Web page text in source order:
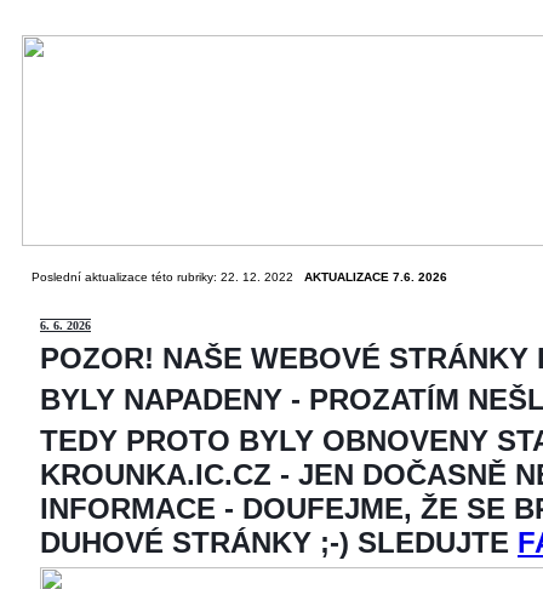
Poslední aktualizace této rubriky: 22. 12. 2022 AKTUALIZACE 7.6. 2026
6. 6. 2026
POZOR! NAŠE WEBOVÉ STRÁNKY
BYLY NAPADENY - PROZATÍM
TEDY PROTO BYLY OBNOVENY
KROUNKA.IC.CZ - JEN DOČASNĚ
INFORMACE - DOUFEJME, ŽE SE
DUHOVÉ STRÁNKY ;-) SLEDUJTE